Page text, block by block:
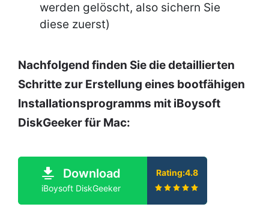
werden gelöscht, also sichern Sie
diese zuerst)
Nachfolgend finden Sie die detaillierten
Schritte zur Erstellung eines bootfähigen
Installationsprogramms mit iBoysoft
DiskGeeker für Mac:
Download
iBoysoft DiskGeeker
Rating:4.8